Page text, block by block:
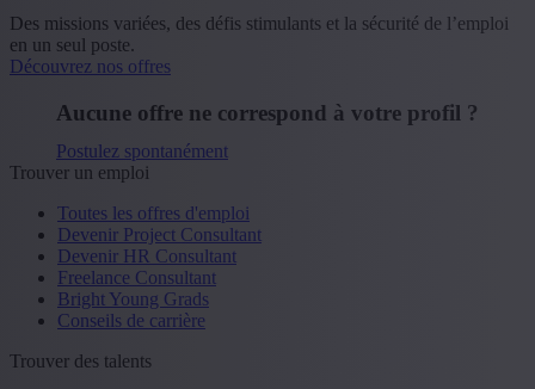
Des missions variées, des défis stimulants et la sécurité de l’emploi
en un seul poste.
Découvrez nos offres
Aucune offre ne correspond à votre profil ?
Postulez spontanément
Trouver un emploi
Toutes les offres d'emploi
Devenir Project Consultant
Devenir HR Consultant
Freelance Consultant
Bright Young Grads
Conseils de carrière
Trouver des talents